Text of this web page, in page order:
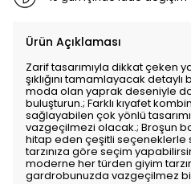
Ürün Açıklaması
Zarif tasarımıyla dikkat çeken
şıklığını tamamlayacak
moda olan yaprak deseniyle
buluşturun.; Farklı kıyafet
sağlayabilen çok yönlü
vazgeçilmezi olacak.; Broşun
hitap eden çeşitli seçeneklerle
tarzınıza göre seçim
moderne her türden giyim
gardrobunuzda vazgeçilmez